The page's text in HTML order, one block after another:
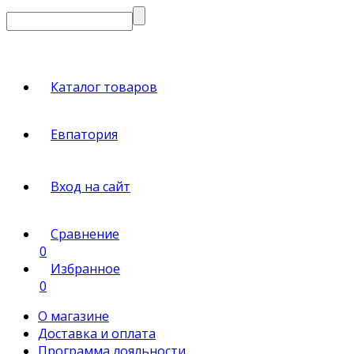
Каталог товаров
Евпатория
Вход на сайт
Сравнение
0
Избранное
0
О магазине
Доставка и оплата